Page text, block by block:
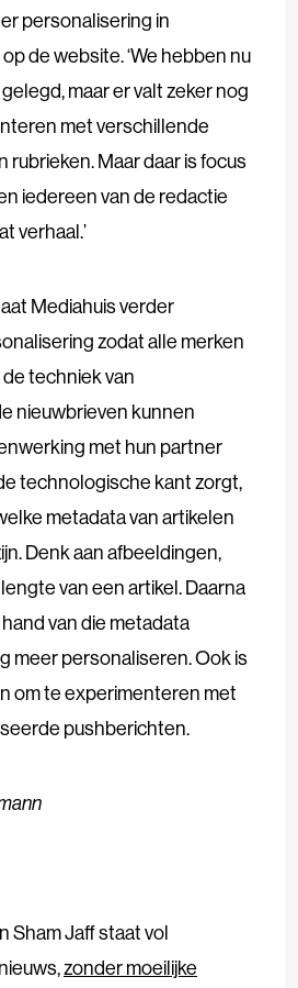
personalisering in
de website. ‘We hebben nu
maar er valt zeker nog
met verschillende
rubrieken. Maar daar is focus
iedereen van de redactie
verhaal.’
Mediahuis verder
zodat alle merken
techniek van
nieuwbrieven kunnen
met hun partner
technologische kant zorgt,
metadata van artikelen
Denk aan afbeeldingen,
van een artikel. Daarna
van die metadata
meer personaliseren. Ook is
om te experimenteren met
pushberichten.
Sham Jaff staat vol
zonder moeilijke